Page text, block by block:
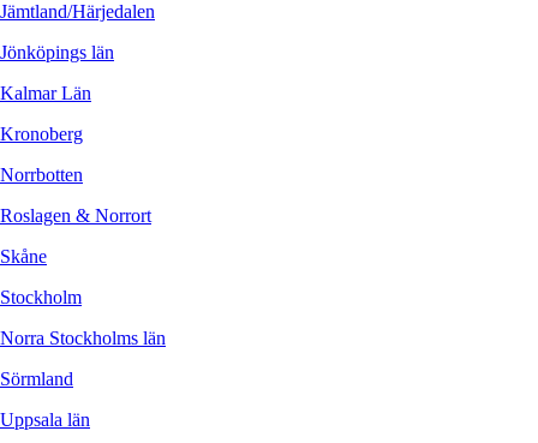
Jämtland/Härjedalen
Jönköpings län
Kalmar Län
Kronoberg
Norrbotten
Roslagen & Norrort
Skåne
Stockholm
Norra Stockholms län
Sörmland
Uppsala län